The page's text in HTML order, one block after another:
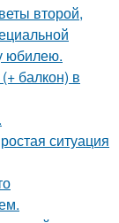
второй,
юбилею.
балкон) в
ситуация